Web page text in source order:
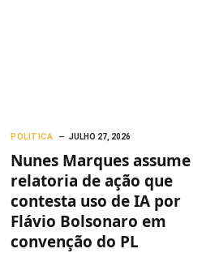
POLITICA JULHO 27, 2026
Nunes Marques assume
relatoria de ação que
contesta uso de IA por
Flávio Bolsonaro em
convenção do PL